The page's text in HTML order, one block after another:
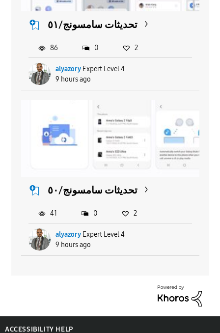
تحديثات سامسونج/٥١
alyazory Expert Level 4
9 hours ago
86 0 2
تحديثات سامسونج/٥٠
alyazory Expert Level 4
9 hours ago
41 0 2
ACCESSIBILITY HELP